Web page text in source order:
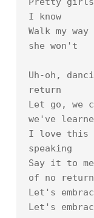
I know
Walk my
she won't
Uh-oh,
return
Let go, we
we've
I love this
speaking
Say it to
of no return
Let's
Let's